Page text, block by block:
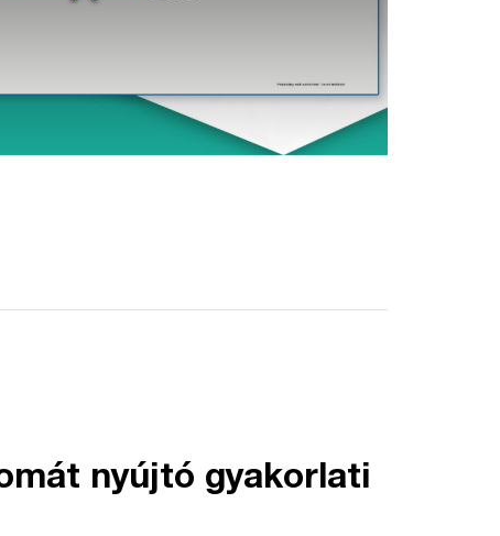
nyújtó gyakorlati